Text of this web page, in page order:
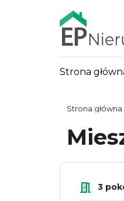
Strona
Strona główna
3